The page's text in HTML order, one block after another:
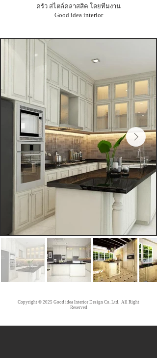
ครัว สไตล์คลาสสิค โดยทีมงาน
Good idea interior
Copyright © 2025 Good idea Interior Design Co. Ltd. All Right
Reserved